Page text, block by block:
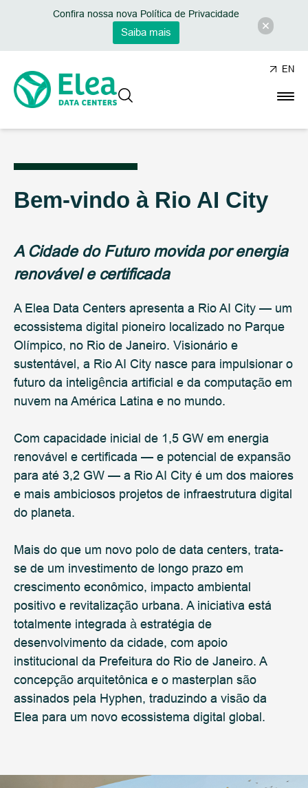
Confira nossa nova Política de Privacidade
Saiba mais
EN
Bem-vindo à Rio AI City
A Cidade do Futuro movida por energia
renovável e certificada
A Elea Data Centers apresenta a Rio AI City — um
ecossistema digital pioneiro localizado no Parque
Olímpico, no Rio de Janeiro. Visionário e
sustentável, a Rio AI City nasce para impulsionar o
futuro da inteligência artificial e da computação em
nuvem na América Latina e no mundo.
Com capacidade inicial de 1,5 GW em energia
renovável e certificada — e potencial de expansão
para até 3,2 GW — a Rio AI City é um dos maiores
e mais ambiciosos projetos de infraestrutura digital
do planeta.
Mais do que um novo polo de data centers, trata-
se de um investimento de longo prazo em
crescimento econômico, impacto ambiental
positivo e revitalização urbana. A iniciativa está
totalmente integrada à estratégia de
desenvolvimento da cidade, com apoio
institucional da Prefeitura do Rio de Janeiro. A
concepção arquitetônica e o masterplan são
assinados pela Hyphen, traduzindo a visão da
Elea para um novo ecossistema digital global.